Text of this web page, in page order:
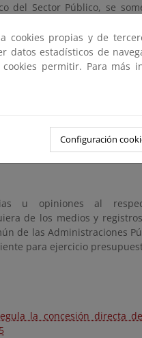
del Sector Público, se
directa de determinadas
recabar directamente la
cuyos derechos o
un plazo máximo de
jueves, 05 de junio de 2025
u opiniones al
de los medios y
de las Administraciones
para ejercicio
la concesión directa
cookies propias y de
estadísticos de
permitir. Para más
Configuración